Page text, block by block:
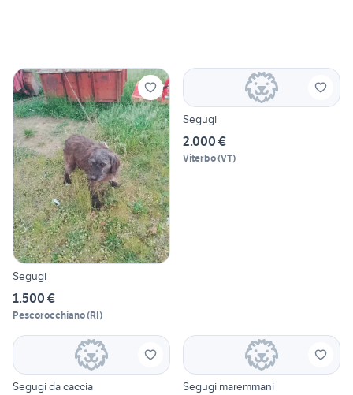
Segugi
1.500 €
Pescorocchiano(RI)
Segugi
2.000 €
Viterbo(VT)
Segugi da caccia Segugi maremmani